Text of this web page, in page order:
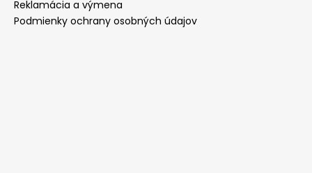
Reklamácia a výmena
Podmienky ochrany osobných údajov